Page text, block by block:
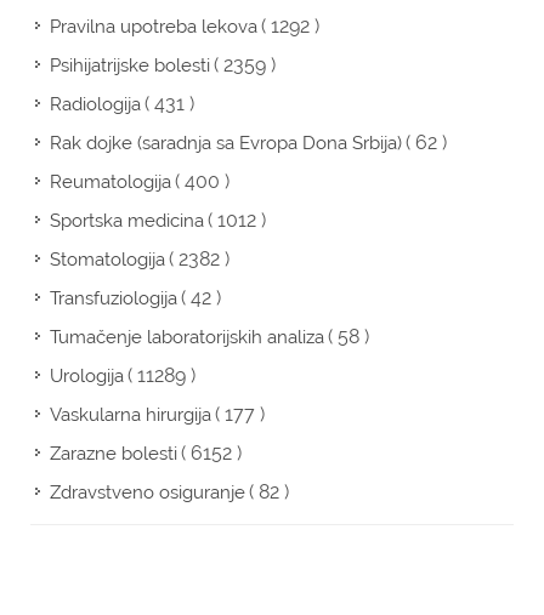
Pravilna upotreba lekova( 1292 )
Psihijatrijske bolesti( 2359 )
Radiologija( 431 )
Rak dojke (saradnja sa Evropa Dona Srbija)( 62 )
Reumatologija( 400 )
Sportska medicina( 1012 )
Stomatologija( 2382 )
Transfuziologija( 42 )
Tumačenje laboratorijskih analiza( 58 )
Urologija( 11289 )
Vaskularna hirurgija( 177 )
Zarazne bolesti( 6152 )
Zdravstveno osiguranje( 82 )